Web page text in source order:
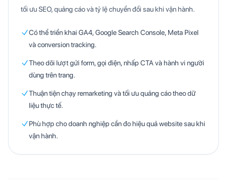
tối ưu SEO, quảng cáo và tỷ lệ chuyển đổi sau khi vận hành.
Có thể triển khai GA4, Google Search Console, Meta Pixel
và conversion tracking.
Theo dõi lượt gửi form, gọi điện, nhấp CTA và hành vi người
dùng trên trang.
Thuận tiện chạy remarketing và tối ưu quảng cáo theo dữ
liệu thực tế.
Phù hợp cho doanh nghiệp cần đo hiệu quả website sau khi
vận hành.